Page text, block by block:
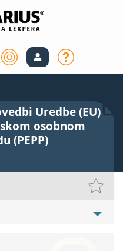
Uredbe (EU)
osobnom
(PEPP)